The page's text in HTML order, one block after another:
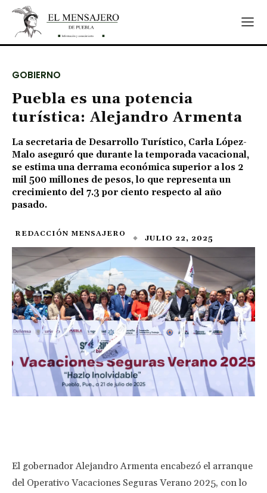
GOBIERNO
Puebla es una potencia
turística: Alejandro Armenta
La secretaria de Desarrollo Turístico, Carla López-
Malo aseguró que durante la temporada vacacional,
se estima una derrama económica superior a los 2
mil 500 millones de pesos, lo que representa un
crecimiento del 7.3 por ciento respecto al año
pasado.
REDACCIÓN MENSAJERO JULIO 22, 2025
El gobernador Alejandro Armenta encabezó el arranque
del Operativo Vacaciones Seguras Verano 2025, con lo